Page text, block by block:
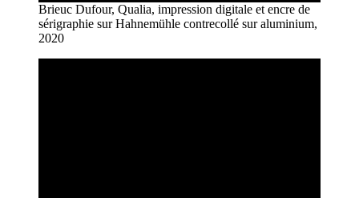
Brieuc Dufour, Qualia, impression digitale et encre de
sérigraphie sur Hahnemühle contrecollé sur aluminium,
2020